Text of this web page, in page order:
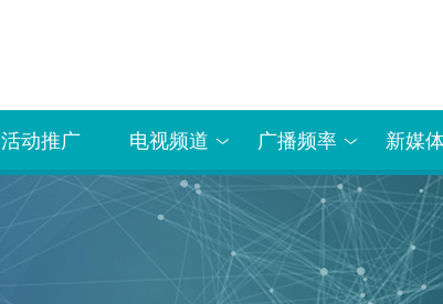
活动推广 电视频道 广播频率 新媒